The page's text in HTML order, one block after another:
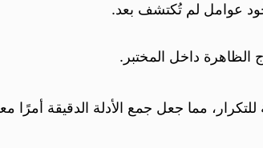
عوامل لم تُكتشف بعد.
الظاهرة داخل المختبر.
مما جعل جمع الأدلة الدقيقة أمرًا